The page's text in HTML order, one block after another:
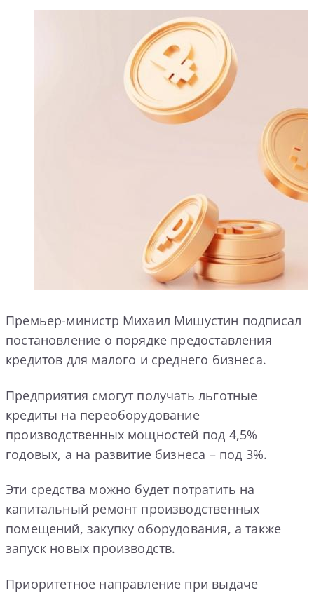
Премьер-министр Михаил Мишустин подписал
постановление о порядке предоставления
кредитов для малого и среднего бизнеса.
Предприятия смогут получать льготные
кредиты на переоборудование
производственных мощностей под 4,5%
годовых, а на развитие бизнеса – под 3%.
Эти средства можно будет потратить на
капитальный ремонт производственных
помещений, закупку оборудования, а также
запуск новых производств.
Приоритетное направление при выдаче